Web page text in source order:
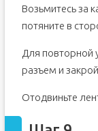
Возьмитесь за
потяните в
Для повторной
разъем и
Отодвиньте